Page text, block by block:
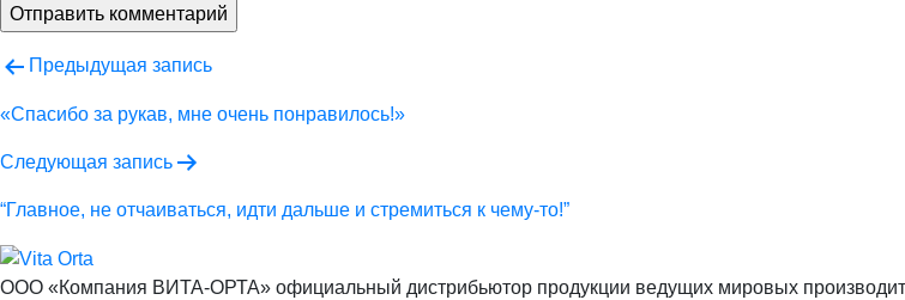
Навигация
по
записям
Предыдущая запись
«Спасибо за рукав, мне очень понравилось!»
Следующая запись
“Главное, не отчаиваться, идти дальше и стремиться к чему-то!”
ООО «Компания ВИТА-ОРТА» официальный дистрибьютор продукции ведущих мировых